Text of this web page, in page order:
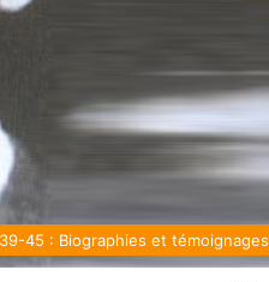
39-45 : Biographies et témoignages